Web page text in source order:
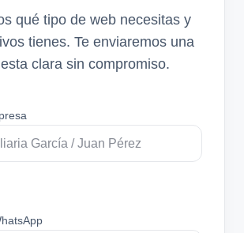
qué tipo de web necesitas y
tienes. Te enviaremos una
clara sin compromiso.